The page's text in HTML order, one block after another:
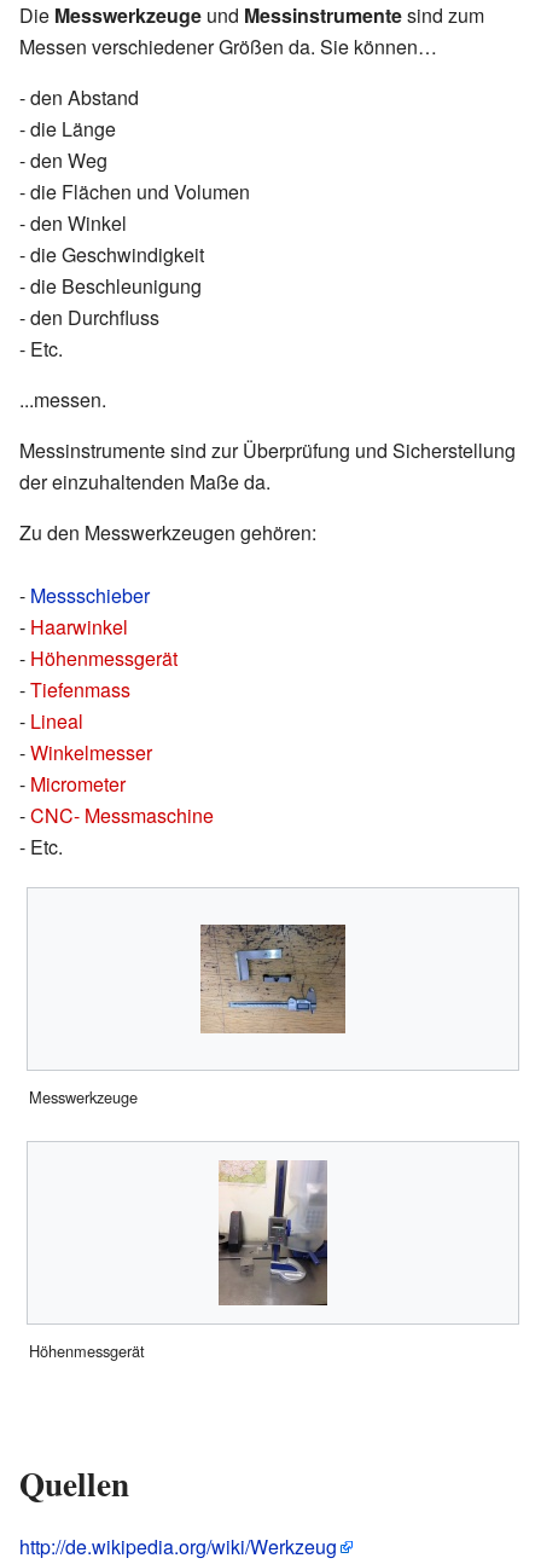
Die Messwerkzeuge und Messinstrumentesind zum
Messen verschiedener Größen da. Sie können…
- den Abstand
- die Länge
- den Weg
- die Flächen und Volumen
- den Winkel
- die Geschwindigkeit
- die Beschleunigung
- den Durchfluss
- Etc.
...messen.
Messinstrumente sind zur Überprüfung und Sicherstellung
der einzuhaltenden Maße da.
Zu den Messwerkzeugen gehören:
- Messschieber
- Haarwinkel
- Höhenmessgerät
-Tiefenmass
- Lineal
-Winkelmesser
- Micrometer
-CNC- Messmaschine
- Etc.
Messwerkzeuge
Höhenmessgerät
Quellen
http://de.wikipedia.org/wiki/Werkzeug